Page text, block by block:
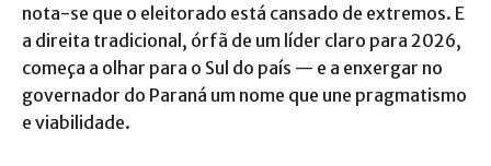
nota-se que o eleitorado está cansado de extremos. E
a direita tradicional, órfã de um líder claro para 2026,
começa a olhar para o Sul do país — e a enxergar no
governador do Paraná um nome que une pragmatismo
e viabilidade.